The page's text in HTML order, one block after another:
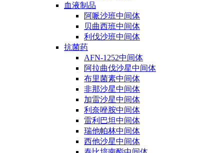
血液制品
阿哌沙班中间体
贝曲西班中间体
利伐沙班中间体
抗菌药
AFN-1252中间体
阿拉曲伐沙星中间体
布里菌素中间体
非那沙星中间体
加雷沙星中间体
利奈唑胺中间体
雷利巴坦中间体
瑞他帕林中间体
西他沙星中间体